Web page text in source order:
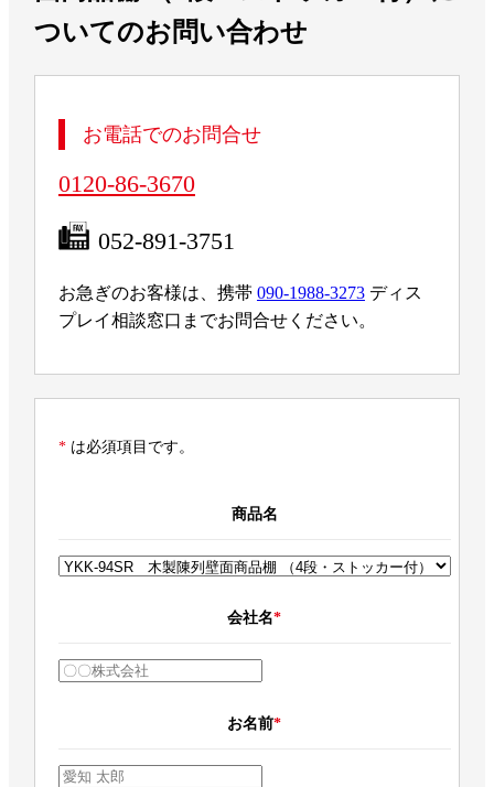
ついてのお問い合わせ
お電話でのお問合せ
0120-86-3670
052-891-3751
お急ぎのお客様は、携帯 090-1988-3273 ディス
プレイ相談窓口までお問合せください。
* は必須項目です。
商品名
会社名*
お名前*